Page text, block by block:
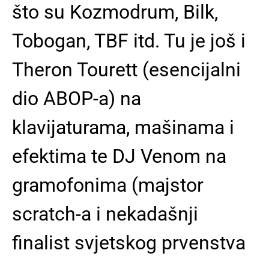
što su Kozmodrum, Bilk,
Tobogan, TBF itd. Tu je još i
Theron Tourett (esencijalni
dio ABOP-a) na
klavijaturama, mašinama i
efektima te DJ Venom na
gramofonima (majstor
scratch-a i nekadašnji
finalist svjetskog prvenstva